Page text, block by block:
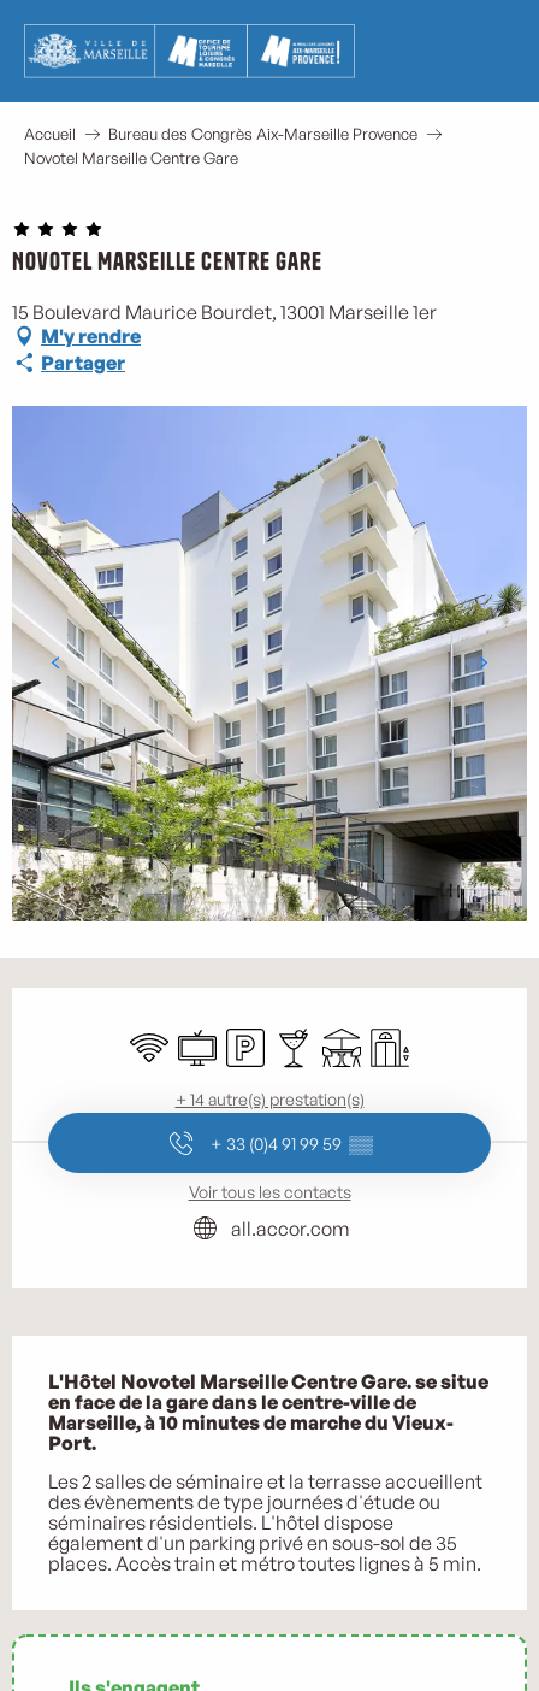
contenu
principal
Accueil
Bureau des Congrès Aix-Marseille Provence
Novotel Marseille Centre Gare
Novotel Marseille Centre Gare
15 Boulevard Maurice Bourdet, 13001 Marseille 1er
M'y rendre
Partager
WiFi Télévision
ParkingBar / Buvette
TerrasseAscenseur
+ 14 autre(s) prestation(s)
+ 33 (0)4 91 99 59 ▒▒
Voir tous les contacts
all.accor.com
L'Hôtel Novotel Marseille Centre Gare. se situe
en face de la gare dans le centre-ville de
Marseille, à 10 minutes de marche du Vieux-
Port.
Les 2 salles de séminaire et la terrasse accueillent
des évènements de type journées d'étude ou
séminaires résidentiels. L'hôtel dispose
également d'un parking privé en sous-sol de 35
places. Accès train et métro toutes lignes à 5 min.